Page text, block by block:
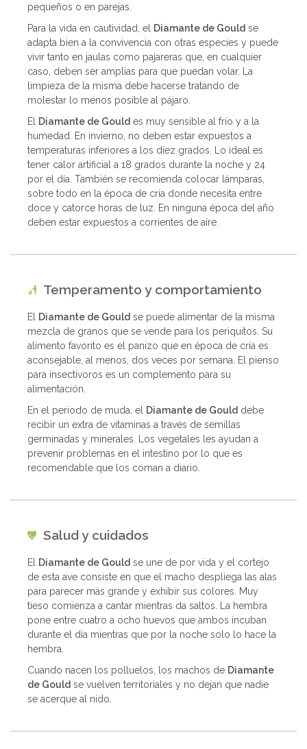
pequeños o en parejas.
Para la vida en cautividad, el Diamante de Gould se
adapta bien a la convivencia con otras especies y puede
vivir tanto en jaulas como pajareras que, en cualquier
caso, deben ser amplias para que puedan volar. La
limpieza de la misma debe hacerse tratando de
molestar lo menos posible al pájaro.
El Diamante de Gould es muy sensible al frío y a la
humedad. En invierno, no deben estar expuestos a
temperaturas inferiores a los diez grados. Lo ideal es
tener calor artificial a 18 grados durante la noche y 24
por el día. También se recomienda colocar lámparas,
sobre todo en la época de cría donde necesita entre
doce y catorce horas de luz. En ninguna época del año
deben estar expuestos a corrientes de aire.
Temperamento y comportamiento
El Diamante de Gould se puede alimentar de la misma
mezcla de granos que se vende para los periquitos. Su
alimento favorito es el panizo que en época de cría es
aconsejable, al menos, dos veces por semana. El pienso
para insectívoros es un complemento para su
alimentación.
En el periodo de muda, el Diamante de Gould debe
recibir un extra de vitaminas a través de semillas
germinadas y minerales. Los vegetales les ayudan a
prevenir problemas en el intestino por lo que es
recomendable que los coman a diario.
Salud y cuidados
El Diamante de Gould se une de por vida y el cortejo
de esta ave consiste en que el macho despliega las alas
para parecer más grande y exhibir sus colores. Muy
tieso comienza a cantar mientras da saltos. La hembra
pone entre cuatro a ocho huevos que ambos incuban
durante el día mientras que por la noche solo lo hace la
hembra.
Cuando nacen los polluelos, los machos de Diamante
de Gould se vuelven territoriales y no dejan que nadie
se acerque al nido.